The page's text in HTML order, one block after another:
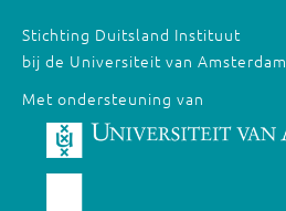
Stichting Duitsland Instituut
bij de Universiteit van Amsterdam
Met ondersteuning van